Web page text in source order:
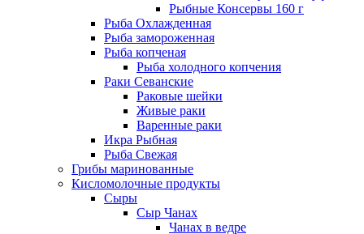
Рыбные Консервы 160 г
Рыба Охлажденная
Рыба замороженная
Рыба копченая
Рыба холодного копчения
Раки Севанские
Раковые шейки
Живые раки
Варенные раки
Икра Рыбная
Рыба Свежая
Грибы маринованные
Кисломолочные продукты
Сыры
Сыр Чанах
Чанах в ведре